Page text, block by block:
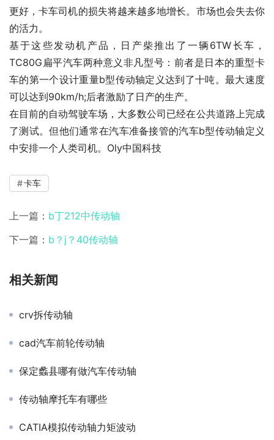
更好，卡车司机的损失将越来越多地增长。市场也会失去你
的活力。
基于这些发动机产品，日产柴推出了一辆6TW长车，
TC80G扁平汽车两种意义非凡型号：前者是日本的重型卡
车的第一个设计重量b型传动轴定义达到了十吨。最大速度
可以达到90km/h;后者激励了日产的生产。
在目前的自动驾驶车场，大多数公司已经在公共道路上完成
了测试。但他们通常在汽车准备接管的汽车b型传动轴定义
中安排一个人类司机。Oly中国科技
卡车
上一篇： b丁212中传动轴
下一篇： b？j？40传动轴
相关新闻
crv拆传动轴
cad汽车前轮传动轴
保定蠡县哪有做汽车传动轴
传动轴摩托车有哪些
CATIA模拟传动轴力矩波动